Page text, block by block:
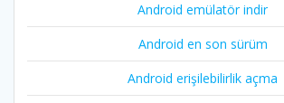
Android emülatör indir
Android en son sürüm
Android erişilebilirlik açma